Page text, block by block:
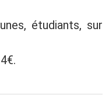
étudiants, sur